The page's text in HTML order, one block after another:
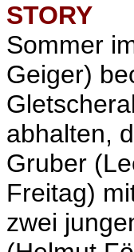
STORY
Sommer
Geiger)
abhalten,
Gruber
Freitag)
zwei